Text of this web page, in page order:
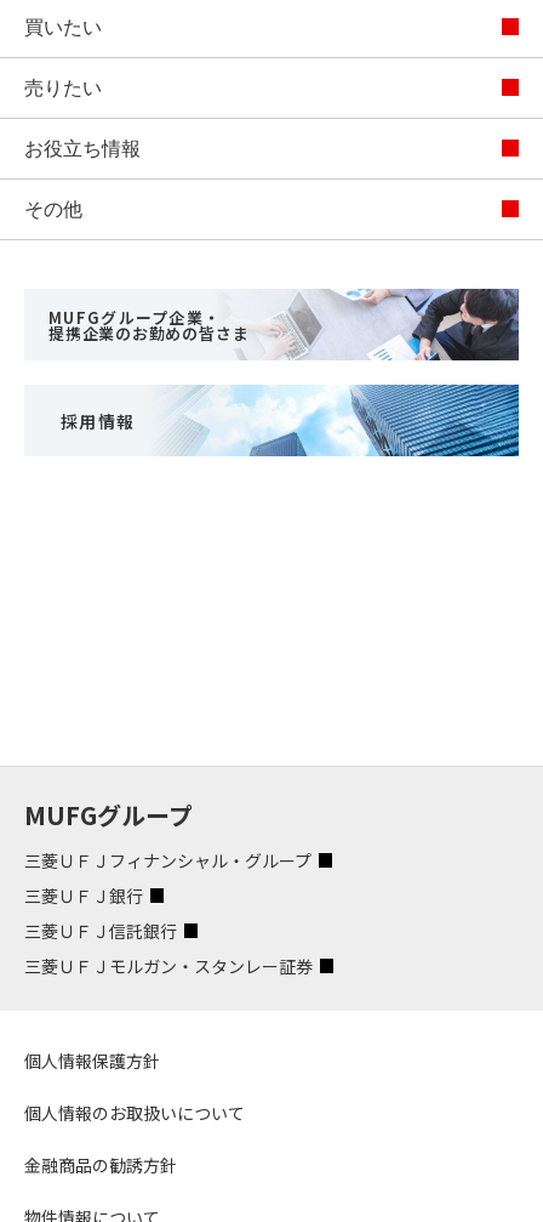
買いたい
売りたい
お役立ち情報
その他
MUFGグループ企業・
提携企業のお勤めの皆さま
採用情報
MUFGグループ
三菱ＵＦＪフィナンシャル・グループ
三菱ＵＦＪ銀行
三菱ＵＦＪ信託銀行
三菱ＵＦＪモルガン・スタンレー証券
個人情報保護方針
個人情報のお取扱いについて
金融商品の勧誘方針
物件情報について